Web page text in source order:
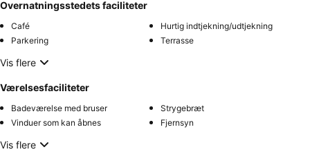
Overnatningsstedets faciliteter
Café
Hurtig indtjekning/udtjekning
Parkering
Terrasse
Vis flere
Værelsesfaciliteter
Badeværelse med bruser
Strygebræt
Vinduer som kan åbnes
Fjernsyn
Vis flere